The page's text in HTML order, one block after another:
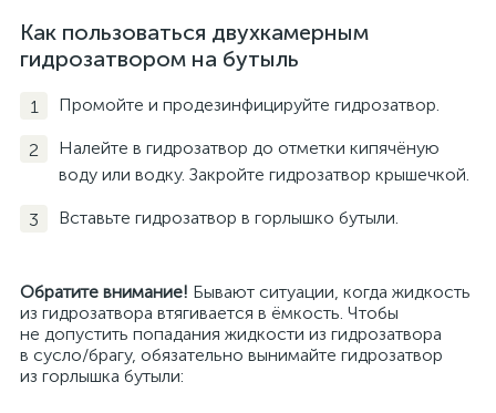
Как пользоваться двухкамерным
гидрозатвором на бутыль
Промойте и продезинфицируйте гидрозатвор.
Налейте в гидрозатвор до отметки кипячёную
воду или водку. Закройте гидрозатвор крышечкой.
Вставьте гидрозатвор в горлышко бутыли.
Обратите внимание! Бывают ситуации, когда жидкость
из гидрозатвора втягивается в ёмкость. Чтобы
не допустить попадания жидкости из гидрозатвора
в сусло/брагу, обязательно вынимайте гидрозатвор
из горлышка бутыли: